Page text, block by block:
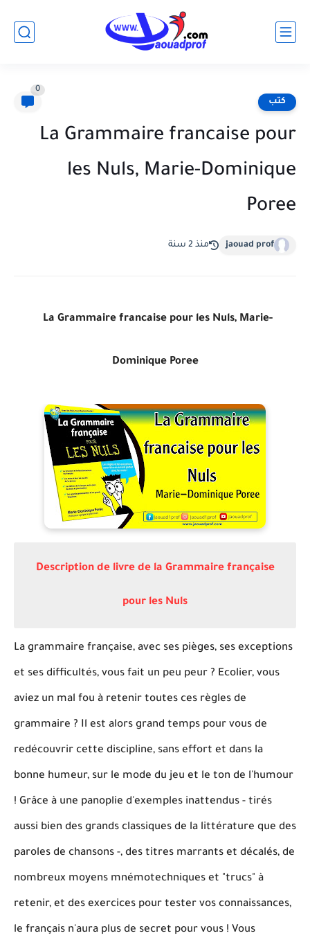
كتب
0
La Grammaire francaise pour
les Nuls, Marie-Dominique
Poree
jaouad prof منذ 2 سنة
La Grammaire francaise pour les Nuls, Marie-
Dominique Poree
Description de livre de la Grammaire française
pour les Nuls
La grammaire française, avec ses pièges, ses exceptions
et ses difficultés, vous fait un peu peur ? Ecolier, vous
aviez un mal fou à retenir toutes ces règles de
grammaire ? Il est alors grand temps pour vous de
redécouvrir cette discipline, sans effort et dans la
bonne humeur, sur le mode du jeu et le ton de l'humour
! Grâce à une panoplie d'exemples inattendus - tirés
aussi bien des grands classiques de la littérature que des
paroles de chansons -, des titres marrants et décalés, de
nombreux moyens mnémotechniques et "trucs" à
retenir, et des exercices pour tester vos connaissances,
le français n'aura plus de secret pour vous ! Vous